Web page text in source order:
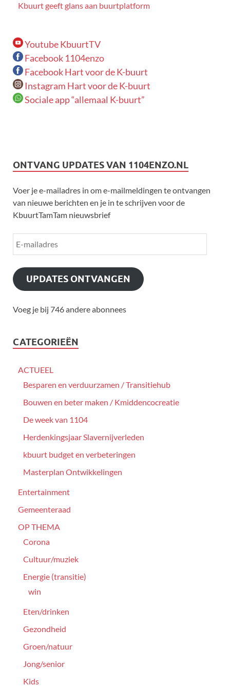
Kbuurt geeft glans aan buurtplatform
Youtube KbuurtTV
Facebook 1104enzo
Facebook Hart voor de K-buurt
Instagram Hart voor de K-buurt
Sociale app “allemaal K-buurt”
ONTVANG UPDATES VAN 1104ENZO.NL
Voer je e-mailadres in om e-mailmeldingen te ontvangen
van nieuwe berichten en je in te schrijven voor de
KbuurtTamTam nieuwsbrief
UPDATES ONTVANGEN
Voeg je bij 746 andere abonnees
CATEGORIEËN
ACTUEEL
Besparen en verduurzamen / Transitiehub
Bouwen en beter maken / Kmiddencocreatie
De week van 1104
Herdenkingsjaar Slavernijverleden
kbuurt budget en verbeteringen
Masterplan Ontwikkelingen
Entertainment
Gemeenteraad
OP THEMA
Corona
Cultuur/muziek
Energie (transitie)
win
Eten/drinken
Gezondheid
Groen/natuur
Jong/senior
Kids